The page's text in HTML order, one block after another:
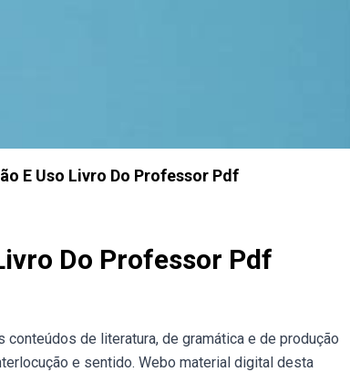
E Uso Livro Do Professor Pdf
Do Professor Pdf
de literatura, de gramática e de produção
e sentido. Webo material digital desta